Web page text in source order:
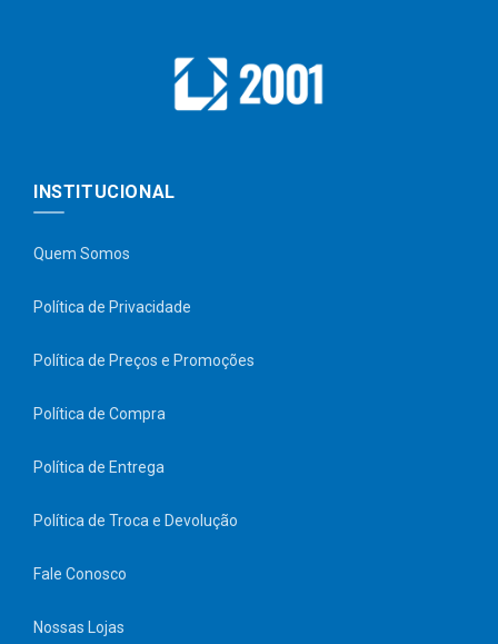
INSTITUCIONAL
Quem Somos
Política de Privacidade
Política de Preços e Promoções
Política de Compra
Política de Entrega
Política de Troca e Devolução
Fale Conosco
Nossas Lojas